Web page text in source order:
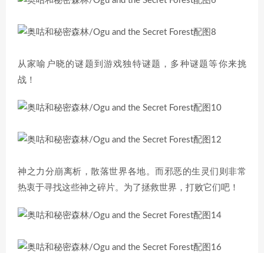
从家喻户晓的谜题到游戏独特谜题，多种谜题等你来挑
战！
神之力分崩离析，散落世界各地。而邪恶的生灵们则非常
热衷于寻找这些神之碎片。为了拯救世界，打败它们吧！